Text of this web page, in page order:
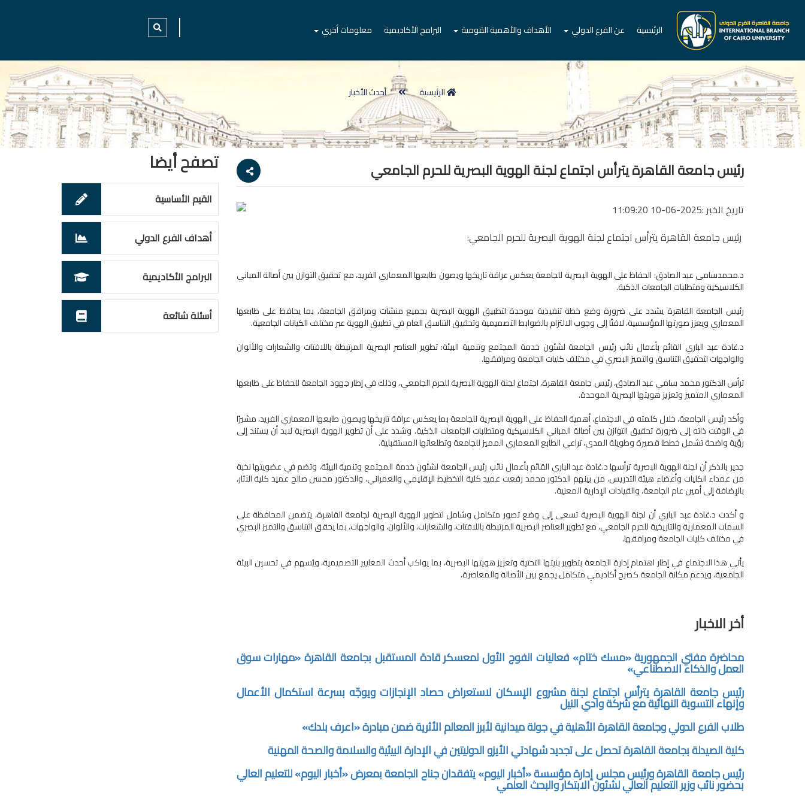
الرئيسية عن الفرع الدولي الأهداف والأهمية القومية البرامج الأكاديمية معلومات أخري
الرئيسية أحدث الأخبار
رئيس جامعة القاهرة يترأس اجتماع لجنة الهوية البصرية للحرم الجامعي
تاريخ الخبر :2025-06-10 11:09:20
رئيس جامعة القاهرة يترأس اجتماع لجنة الهوية البصرية للحرم الجامعي:
د.محمدسامى عبد الصادق: الحفاظ على الهوية البصرية للجامعة يعكس عراقة تاريخها ويصون طابعها المعماري الفريد، مع تحقيق التوازن بين أصالة المباني
الكلاسيكية ومتطلبات الجامعات الذكية.
رئيس الجامعة القاهرة يشدد على ضرورة وضع خطة تنفيذية موحدة لتطبيق الهوية البصرية بجميع منشآت ومرافق الجامعة، بما يحافظ على طابعها
المعماري ويعزز صورتها المؤسسية، لافتًا إلى وجوب الالتزام بالضوابط التصميمية وتحقيق التناسق العام في تطبيق الهوية عبر مختلف الكيانات الجامعية.
د.غادة عبد الباري القائم بأعمال نائب رئيس الجامعة لشئون خدمة المجتمع وتنمية البيئة: تطوير العناصر البصرية المرتبطة باللافتات والشعارات والألوان
والواجهات لتحقيق التناسق والتميز البصري في مختلف كليات الجامعة ومرافقها.
ترأس الدكتور محمد سامي عبد الصادق، رئيس جامعة القاهرة، اجتماع لجنة الهوية البصرية للحرم الجامعي، وذلك في إطار جهود الجامعة للحفاظ على طابعها
المعماري المتميز وتعزيز هويتها البصرية الموحدة.
وأكد رئيس الجامعة، خلال كلمته في الاجتماع، أهمية الحفاظ على الهوية البصرية للجامعة بما يعكس عراقة تاريخها ويصون طابعها المعماري الفريد، مشيرًا
في الوقت ذاته إلى ضرورة تحقيق التوازن بين أصالة المباني الكلاسيكية ومتطلبات الجامعات الذكية. وشدد على أن تطوير الهوية البصرية لابد أن يستند إلى
رؤية واضحة تشمل خططا قصيرة وطويلة المدى، تراعي الطابع المعماري المميز للجامعة وتطلعاتها المستقبلية.
جدير بالذكر أن لجنة الهوية البصرية ترأسها د.غادة عبد الباري القائم بأعمال نائب رئيس الجامعة لشئون خدمة المجتمع وتنمية البيئة، وتضم في عضويتها نخبة
من عمداء الكليات وأعضاء هيئة التدريس، من بينهم الدكتور محمد رفعت عميد كلية التخطيط الإقليمي والعمراني، والدكتور محسن صالح عميد كلية الآثار،
بالإضافة إلى أمين عام الجامعة، والقيادات الإدارية المعنية.
و أكدت د.غادة عبد الباري أن لجنة الهوية البصرية تسعى إلى وضع تصور متكامل وشامل لتطوير الهوية البصرية لجامعة القاهرة، يتضمن المحافظة على
السمات المعمارية والتاريخية للحرم الجامعي، مع تطوير العناصر البصرية المرتبطة باللافتات، والشعارات، والألوان، والواجهات، بما يحقق التناسق والتميز البصري
في مختلف كليات الجامعة ومرافقها.
يأتي هذا الاجتماع في إطار اهتمام إدارة الجامعة بتطوير بنيتها التحتية وتعزيز هويتها البصرية، بما يواكب أحدث المعايير التصميمية، ويُسهم في تحسين البيئة
الجامعية، ويدعم مكانة الجامعة كصرح أكاديمي متكامل يجمع بين الأصالة والمعاصرة.
أخر الاخبار
محاضرة مفتي الجمهورية «مسك ختام» فعاليات الفوج الأول لمعسكر قادة المستقبل بجامعة القاهرة «مهارات سوق
العمل والذكاء الاصطناعي»
رئيس جامعة القاهرة يترأس اجتماع لجنة مشروع الإسكان لاستعراض حصاد الإنجازات ويوجّه بسرعة استكمال الأعمال
وإنهاء التسوية النهائية مع شركة وادي النيل
طلاب الفرع الدولي وجامعة القاهرة الأهلية في جولة ميدانية لأبرز المعالم الأثرية ضمن مبادرة «اعرف بلدك»
كلية الصيدلة بجامعة القاهرة تحصل على تجديد شهادتي الأيزو الدوليتين في الإدارة البيئية والسلامة والصحة المهنية
رئيس جامعة القاهرة ورئيس مجلس إدارة مؤسسة «أخبار اليوم» يتفقدان جناح الجامعة بمعرض «أخبار اليوم» للتعليم العالي
بحضور نائب وزير التعليم العالي لشئون الابتكار والبحث العلمي
تصفح أيضا
القيم الأساسية
أهداف الفرع الدولي
البرامج الأكاديمية
أسئلة شائعة